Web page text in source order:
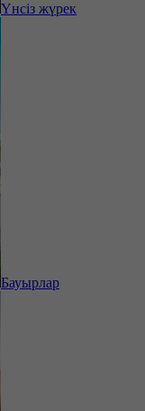
Үнсіз жүрек
Бауырлар